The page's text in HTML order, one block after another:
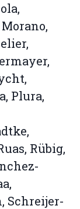
Plura,
Rübig,
Schreijer-